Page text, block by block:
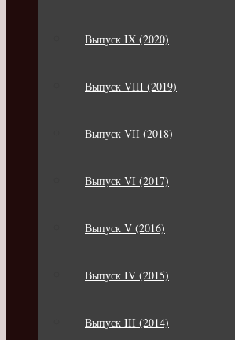
Выпуск IX (2020)
Выпуск VIII (2019)
Выпуск VII (2018)
Выпуск VI (2017)
Выпуск V (2016)
Выпуск IV (2015)
Выпуск III (2014)